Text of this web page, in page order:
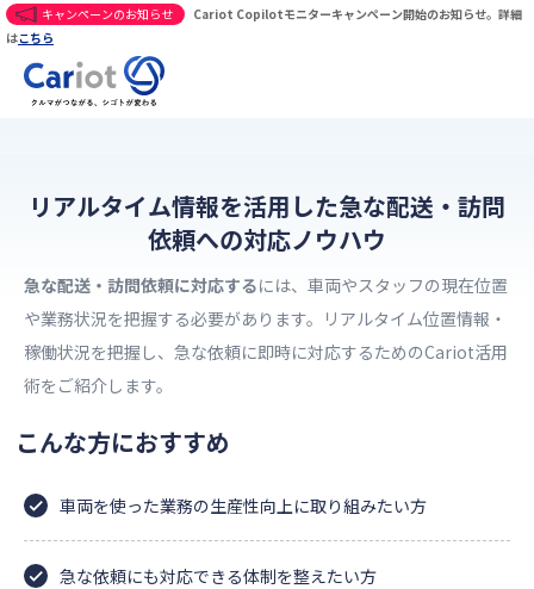
キャンペーンのお知らせ
Cariot Copilotモニターキャンペーン開始のお知らせ。詳細
はこちら
リアルタイム情報を活用した急な配送・訪問
依頼への対応ノウハウ
急な配送・訪問依頼に対応するには、車両やスタッフの現在位置
や業務状況を把握する必要があります。リアルタイム位置情報・
稼働状況を把握し、急な依頼に即時に対応するためのCariot活用
術をご紹介します。
こんな方におすすめ
車両を使った業務の生産性向上に取り組みたい方
急な依頼にも対応できる体制を整えたい方